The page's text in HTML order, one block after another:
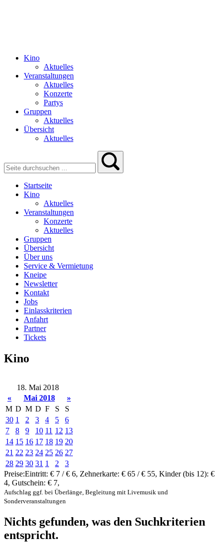
Kino
Aktuelles
Veranstaltungen
Aktuelles
Konzerte
Partys
Gruppen
Aktuelles
Übersicht
Aktuelles
Startseite
Kino
Aktuelles
Veranstaltungen
Konzerte
Aktuelles
Gruppen
Übersicht
Über uns
Service & Vermietung
Kneipe
Newsletter
Kontakt
Jobs
Einlasskriterien
Anfahrt
Partner
Tickets
Kino
18. Mai 2018
«
Mai 2018
»
M D M D F S
S
30 1 2 3 4 5
6
7
8 9 10 11 12 13
14 15 16 17 18 19 20
21 22 23 24 25 26 27
28 29 30 31 1 2
3
Preise:Eintritt: € 7 / € 6, Zehnerkarte: € 65 / € 55, Kinder (bis 12): €
4, Gutschein: € 7,
Aufschlag ggf. bei Überlänge, Begleitung mit Livemusik und
Sonderveranstaltungen
Nichts gefunden, was den Suchkriterien
entspricht.